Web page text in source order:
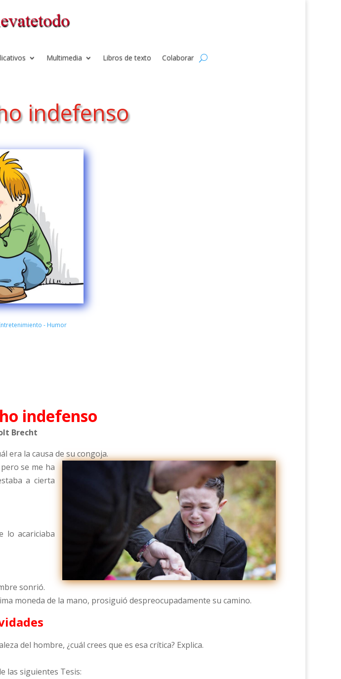
Multimedia Libros de texto Colaborar
indefenso
- Humor
indefenso
Brecht
era la causa de su congoja.
se me ha
a cierta
lo acariciaba
sonrió.
moneda de la mano, prosiguió despreocupadamente su camino.
del hombre, ¿cuál crees que es esa crítica? Explica.
las siguientes Tesis: